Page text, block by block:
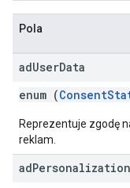
Pola
adUserData
enum (
Reprezentuje zgodę
reklam.
adPersonalization